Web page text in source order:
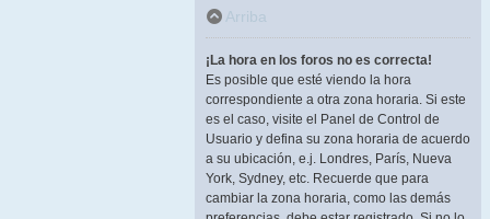
Arriba
¡La hora en los foros no es correcta!
Es posible que esté viendo la hora
correspondiente a otra zona horaria. Si este
es el caso, visite el Panel de Control de
Usuario y defina su zona horaria de acuerdo
a su ubicación, e.j. Londres, París, Nueva
York, Sydney, etc. Recuerde que para
cambiar la zona horaria, como las demás